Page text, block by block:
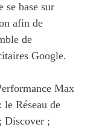
se base sur
afin de
de
Google.
Max
Réseau de
Discover ;